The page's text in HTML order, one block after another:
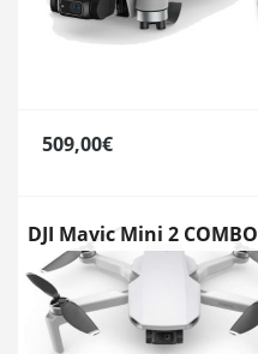
509,00€
DJI Mavic Mini 2 COMBO